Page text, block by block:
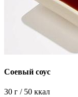
Соевый соус
30 г / 50 ккал